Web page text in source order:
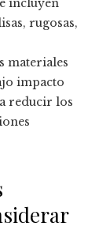
incluyen
rugosas,
materiales
impacto
reducir los